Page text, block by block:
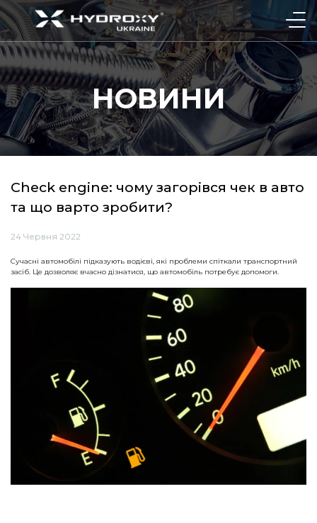
НОВИНИ
Check engine: чому загорівся чек в авто
та що варто зробити?
24 Червня 2022
Сучасні автомобілі підказують водієві, які проблеми спіткали транспортний
засіб. Це дозволяє вчасно дізнатися, що автомобіль потребує допомоги.